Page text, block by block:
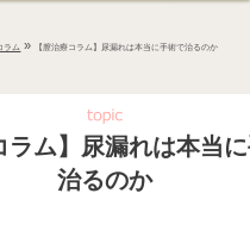
ラム » 【膣治療コラム】尿漏れは本当に手術で治るのか
ラム】尿漏れは本当
治るのか